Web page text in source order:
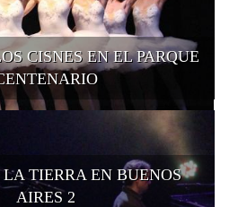
CISNES EN EL PARQUE
TIERRA EN BUENOS
AIRES 2